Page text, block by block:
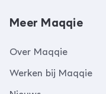
Meer Maqqie
Over Maqqie
Werken bij Maqqie